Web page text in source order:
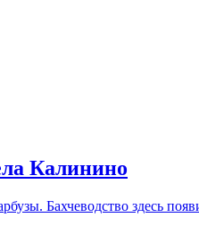
Калинино
Бахчеводство здесь